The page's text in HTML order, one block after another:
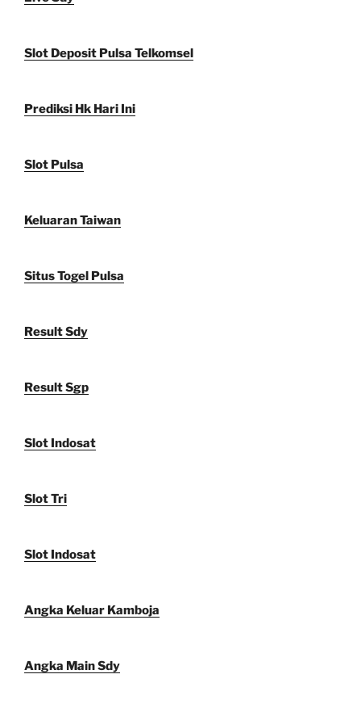
Slot Deposit Pulsa Telkomsel
Prediksi Hk Hari Ini
Slot Pulsa
Keluaran Taiwan
Situs Togel Pulsa
Result Sdy
Result Sgp
Slot Indosat
Slot Tri
Slot Indosat
Angka Keluar Kamboja
Angka Main Sdy